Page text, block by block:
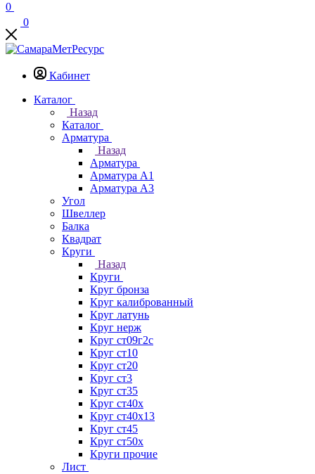
0
0
Кабинет
Каталог
Назад
Каталог
Арматура
Назад
Арматура
Арматура А1
Арматура А3
Угол
Швеллер
Балка
Квадрат
Круги
Назад
Круги
Круг бронза
Круг калиброванный
Круг латунь
Круг нерж
Круг ст09г2с
Круг ст10
Круг ст20
Круг ст3
Круг ст35
Круг ст40х
Круг ст40х13
Круг ст45
Круг ст50х
Круги прочие
Лист